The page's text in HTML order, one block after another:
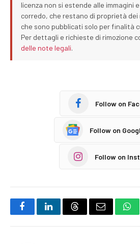
licenza non si estende alle immagini
corredo, che restano di proprietà
che sono pubblicati solo per finalità
Per dettagli e richieste di rimozione
delle note legali.
Follow on
Follow on
Follow on
FacebookLinkedInThreadsEmail